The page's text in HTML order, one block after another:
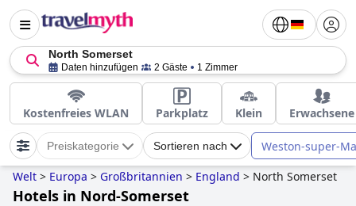
North Somerset
Daten hinzufügen 2 Gäste 1 Zimmer
Kostenfreies WLAN Parkplatz Klein Erwachsene
Preiskategorie Sortieren nach Weston-super-
Welt > Europa > Großbritannien > England > North Somerset
Hotels in Nord-Somerset